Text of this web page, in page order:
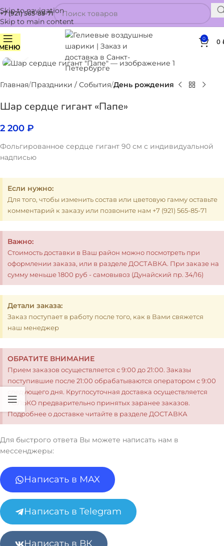
Skip to navigation
Skip to main content
+7 (921) 565-85-71
0 0
Нажмите, чтобы увеличить
Главная Праздники / События День рождения
Шар сердце гигант «Папе»
2 200 ₽
Фольгированное сердце гигант 90 см с индивидуальной
надписью
Если нужно:
Для того, чтобы изменить состав или цветовую гамму оставьте
комментарий к заказу или позвоните нам +7 (921) 565-85-71
Важно:
Стоимость доставки в Ваш район можно посмотреть при
оформлении заказа, или в разделе ДОСТАВКА. При заказе на
сумму меньше 1800 руб - самовывоз (Дунайский пр. 34/16)
Детали заказа:
Заказ поступает в работу после того, как в Вами свяжется
наш менеджер
ОБРАТИТЕ ВНИМАНИЕ
Прием заказов осуществляется с 9:00 до 21:00. Заказы
поступившие после 21:00 обрабатываются оператором с 9:00
следующего дня. Круглосуточная доставка осуществляется
ТОЛЬКО предварительно принятых заранее заказов.
Подробнее о доставке читайте в разделе ДОСТАВКА
Для быстрого ответа Вы можете написать нам в
мессенджеры:
Написать в MAX
Написать в Telegram
Написать в ВК